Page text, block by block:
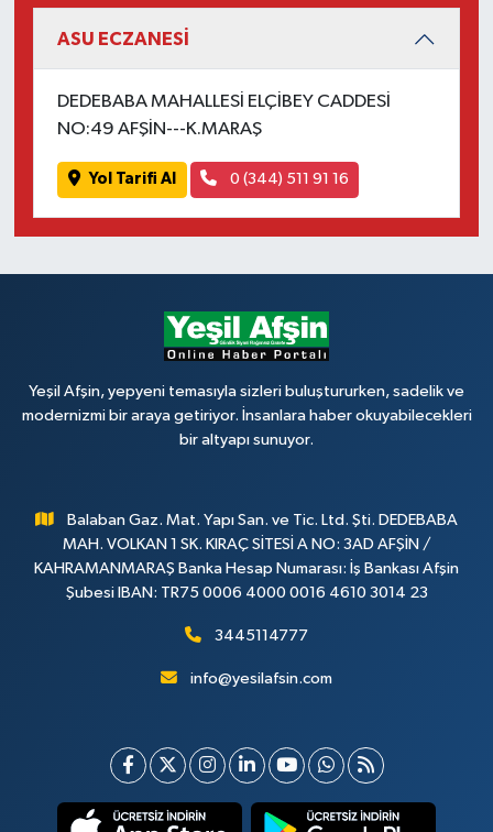
ASU ECZANESİ
DEDEBABA MAHALLESİ ELÇİBEY CADDESİ
NO:49 AFŞİN---K.MARAŞ
Yol Tarifi Al 0 (344) 511 91 16
Yeşil Afşin, yepyeni temasıyla sizleri buluştururken, sadelik ve
modernizmi bir araya getiriyor. İnsanlara haber okuyabilecekleri
bir altyapı sunuyor.
Balaban Gaz. Mat. Yapı San. ve Tic. Ltd. Şti. DEDEBABA
MAH. VOLKAN 1 SK. KIRAÇ SİTESİ A NO: 3AD AFŞİN /
KAHRAMANMARAŞ Banka Hesap Numarası: İş Bankası Afşin
Şubesi IBAN: TR75 0006 4000 0016 4610 3014 23
3445114777
info@yesilafsin.com